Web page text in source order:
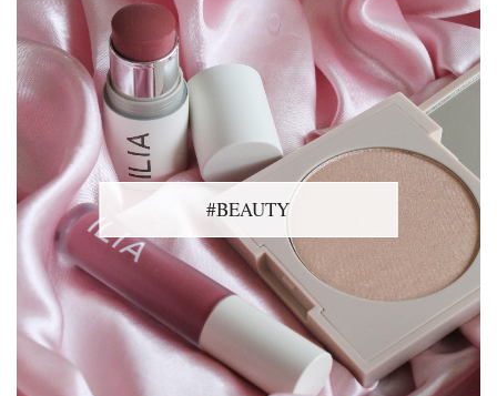
#BEAUTY